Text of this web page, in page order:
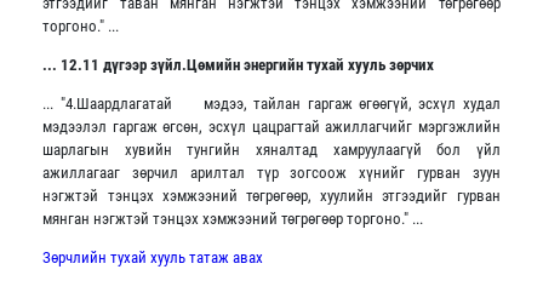
торгоно." ...
... 12.11 дүгээр зүйл.Цөмийн энергийн тухай хууль зөрчих
... "4.Шаардлагатай мэдээ, тайлан гаргаж өгөөгүй, эсхүл худал
мэдээлэл гаргаж өгсөн, эсхүл цацрагтай ажиллагчийг мэргэжлийн
шарлагын хувийн тунгийн хяналтад хамруулаагүй бол үйл
ажиллагааг зөрчил арилтал түр зогсоож хүнийг гурван зуун
нэгжтэй тэнцэх хэмжээний төгрөгөөр, хуулийн этгээдийг гурван
мянган нэгжтэй тэнцэх хэмжээний төгрөгөөр торгоно." ...
Зөрчлийн тухай хууль татаж авах